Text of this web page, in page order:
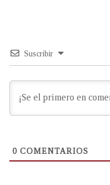
Suscribir
0 COMENTARIOS